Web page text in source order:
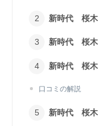
新時代 桜木
新時代 桜木
新時代 桜木
口コミの解説
新時代 桜木